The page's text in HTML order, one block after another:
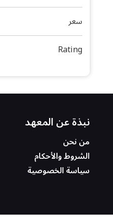
سعر
Rating
نبذة عن المعهد
من نحن
الشروط والأحكام
سياسة الخصوصية